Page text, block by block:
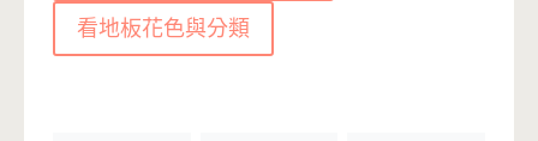
看地板花色與分類